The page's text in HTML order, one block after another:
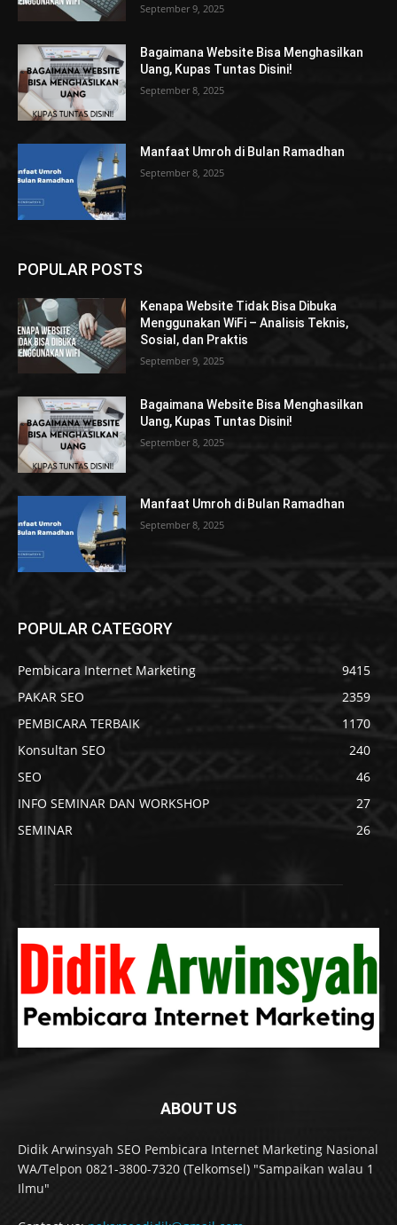
September 9, 2025
Bagaimana Website Bisa Menghasilkan
Uang, Kupas Tuntas Disini!
September 8, 2025
Manfaat Umroh di Bulan Ramadhan
September 8, 2025
POPULAR POSTS
Kenapa Website Tidak Bisa Dibuka
Menggunakan WiFi – Analisis Teknis,
Sosial, dan Praktis
September 9, 2025
Bagaimana Website Bisa Menghasilkan
Uang, Kupas Tuntas Disini!
September 8, 2025
Manfaat Umroh di Bulan Ramadhan
September 8, 2025
POPULAR CATEGORY
Pembicara Internet Marketing
9415
PAKAR SEO
2359
PEMBICARA TERBAIK
1170
Konsultan SEO
240
SEO
46
INFO SEMINAR DAN WORKSHOP
27
SEMINAR
26
ABOUT US
Didik Arwinsyah SEO Pembicara Internet Marketing Nasional
WA/Telpon 0821-3800-7320 (Telkomsel) "Sampaikan walau 1
Ilmu"